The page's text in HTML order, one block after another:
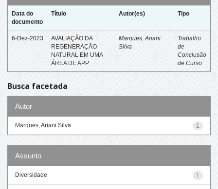
Data do
documento
Título Autor(es) Tipo
6-Dez-2023
AVALIAÇÃO DA
REGENERAÇÃO
NATURAL EM UMA
ÁREA DE APP
Marques, Ariani
Silva
Trabalho
de
Conclusão
de Curso
Busca facetada
Autor
1
Marques, Ariani Silva
Assunto
1
Diversidade